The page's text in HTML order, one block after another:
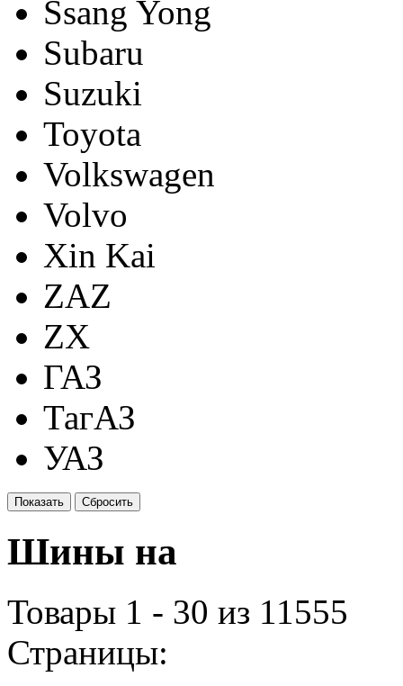
Ssang Yong
Subaru
Suzuki
Toyota
Volkswagen
Volvo
Xin Kai
ZAZ
ZX
ГАЗ
ТагАЗ
УАЗ
Шины на
Товары 1 - 30 из 11555
Страницы: